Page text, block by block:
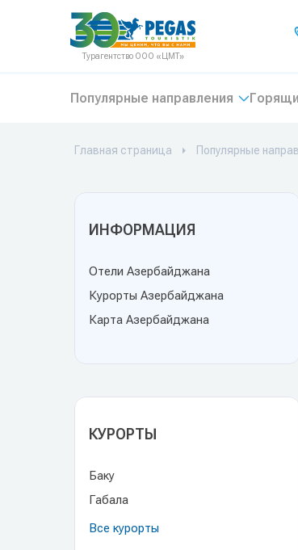
На главную
Турагентство ООО «ЦМТ»
Популярные направления
Главная страница Популярные
ИНФОРМАЦИЯ
Отели Азербайджана
Курорты Азербайджана
Карта Азербайджана
КУРОРТЫ
Баку
Габала
Все курорты